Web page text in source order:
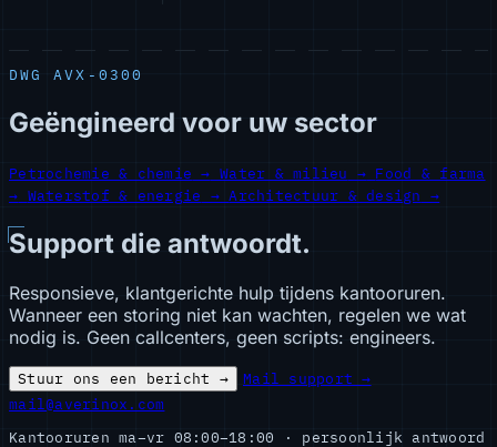
DWG AVX-0300
Geëngineerd voor uw sector
Petrochemie & chemie → Water & milieu → Food & farma
→ Waterstof & energie → Architectuur & design →
Support die antwoordt.
Responsieve, klantgerichte hulp tijdens kantooruren.
Wanneer een storing niet kan wachten, regelen we wat
nodig is. Geen callcenters, geen scripts: engineers.
Stuur ons een bericht →
Mail support →
mail@averinox.com
Kantooruren ma–vr 08:00–18:00 · persoonlijk antwoord